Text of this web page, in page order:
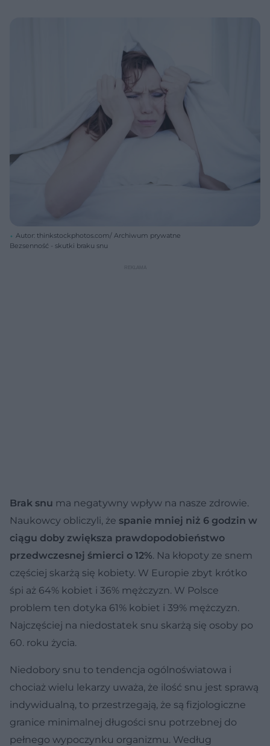
Autor: thinkstockphotos.com/ Archiwum prywatne
Bezsenność - skutki braku snu
Brak snu ma negatywny wpływ na nasze zdrowie.
Naukowcy obliczyli, że spanie mniej niż 6 godzin w
ciągu doby zwiększa prawdopodobieństwo
przedwczesnej śmierci o 12%. Na kłopoty ze snem
częściej skarżą się kobiety. W Europie zbyt krótko
śpi aż 64% kobiet i 36% mężczyzn. W Polsce
problem ten dotyka 61% kobiet i 39% mężczyzn.
Najczęściej na niedostatek snu skarżą się osoby po
60. roku życia.
Niedobory snu to tendencja ogólnoświatowa i
chociaż wielu lekarzy uważa, że ilość snu jest sprawą
indywidualną, to przestrzegają, że są fizjologiczne
granice minimalnej długości snu potrzebnej do
pełnego wypoczynku organizmu. Według